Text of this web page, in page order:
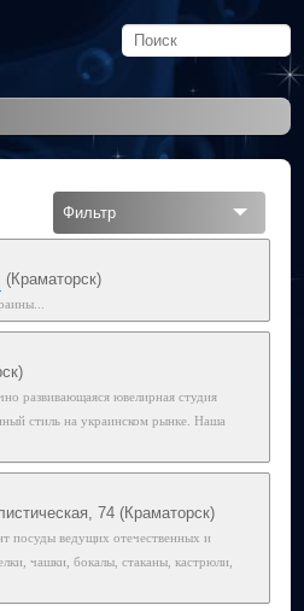
Фильтр
Мобильный
(Краматорск)
развивающаяся ювелирная студия
стиль на украинском рынке. Наша
74 (Краматорск)
посуды ведущих отечественных и
чашки, бокалы, стаканы, кастрюли,